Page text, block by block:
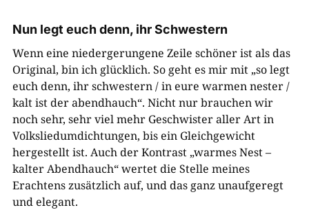
Nun legt euch denn, ihr Schwestern
Wenn eine niedergerungene Zeile schöner ist als das
Original, bin ich glücklich. So geht es mir mit „so legt
euch denn, ihr schwestern / in eure warmen nester /
kalt ist der abendhauch“. Nicht nur brauchen wir
noch sehr, sehr viel mehr Geschwister aller Art in
Volksliedumdichtungen, bis ein Gleichgewicht
hergestellt ist. Auch der Kontrast „warmes Nest –
kalter Abendhauch“ wertet die Stelle meines
Erachtens zusätzlich auf, und das ganz unaufgeregt
und elegant.